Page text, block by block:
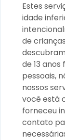
Estes
idade
de
de 13
pessoais,
nossos
você está
forneceu
contato